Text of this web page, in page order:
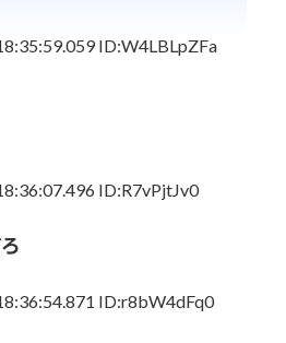
ID:W4LBLpZFa
ID:R7vPjtJv0
ID:r8bW4dFq0